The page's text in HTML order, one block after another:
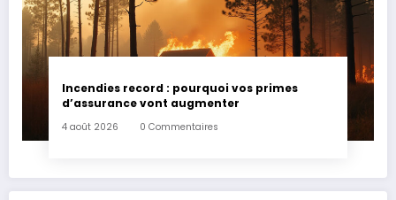
Incendies record : pourquoi vos primes
d’assurance vont augmenter
4 août 2026 0 Commentaires